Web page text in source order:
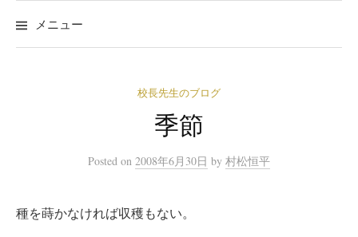
ス
キ
メニュー
校長先生のブログ
季節
Posted on 2008年6月30日 by 村松恒平
種を蒔かなければ収穫もない。